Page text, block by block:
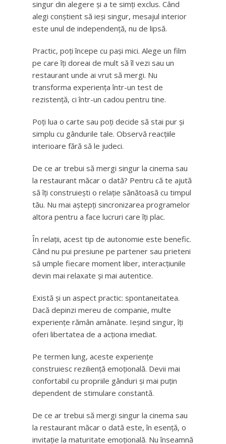
singur din alegere și a te simți exclus. Când
alegi conștient să ieși singur, mesajul interior
este unul de independență, nu de lipsă.
Practic, poți începe cu pași mici. Alege un film
pe care îți doreai de mult să îl vezi sau un
restaurant unde ai vrut să mergi. Nu
transforma experiența într-un test de
rezistență, ci într-un cadou pentru tine.
Poți lua o carte sau poți decide să stai pur și
simplu cu gândurile tale. Observă reacțiile
interioare fără să le judeci.
De ce ar trebui să mergi singur la cinema sau
la restaurant măcar o dată? Pentru că te ajută
să îți construiești o relație sănătoasă cu timpul
tău. Nu mai aștepți sincronizarea programelor
altora pentru a face lucruri care îți plac.
În relații, acest tip de autonomie este benefic.
Când nu pui presiune pe partener sau prieteni
să umple fiecare moment liber, interacțiunile
devin mai relaxate și mai autentice.
Există și un aspect practic: spontaneitatea.
Dacă depinzi mereu de companie, multe
experiențe rămân amânate. Ieșind singur, îți
oferi libertatea de a acționa imediat.
Pe termen lung, aceste experiențe
construiesc reziliență emoțională. Devii mai
confortabil cu propriile gânduri și mai puțin
dependent de stimulare constantă.
De ce ar trebui să mergi singur la cinema sau
la restaurant măcar o dată este, în esență, o
invitație la maturitate emoțională. Nu înseamnă